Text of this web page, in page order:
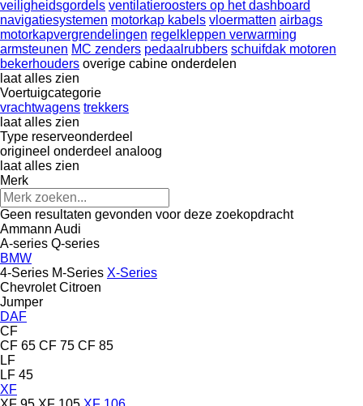
veiligheidsgordels ventilatieroosters op het dashboard
navigatiesystemen motorkap kabels vloermatten airbags
motorkapvergrendelingen regelkleppen verwarming
armsteunen MC zenders pedaalrubbers schuifdak motoren
bekerhouders overige cabine onderdelen
laat alles zien
Voertuigcategorie
vrachtwagens trekkers
laat alles zien
Type reserveonderdeel
origineel onderdeel analoog
laat alles zien
Merk
Geen resultaten gevonden voor deze zoekopdracht
Ammann Audi
A-series Q-series
BMW
4-Series M-Series X-Series
Chevrolet Citroen
Jumper
DAF
CF
CF 65 CF 75 CF 85
LF
LF 45
XF